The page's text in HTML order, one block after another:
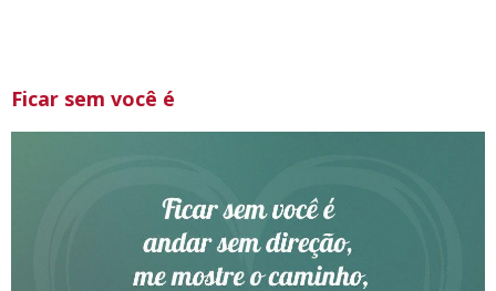
Ficar sem você é